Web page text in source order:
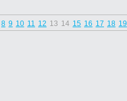
8 9 10 11 12 13 14 15 16 17 18 19